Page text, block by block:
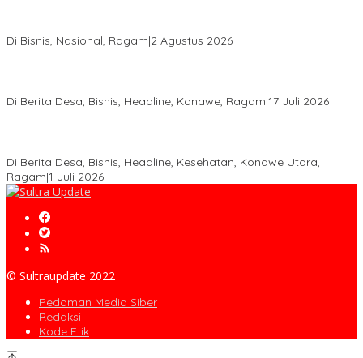
Di Bisnis, Nasional, Ragam|2 Agustus 2026
Di Berita Desa, Bisnis, Headline, Konawe, Ragam|17 Juli 2026
Di Berita Desa, Bisnis, Headline, Kesehatan, Konawe Utara,
Ragam|1 Juli 2026
© Sultraupdate 2022
Pedoman Media Siber
Redaksi
Kode Etik